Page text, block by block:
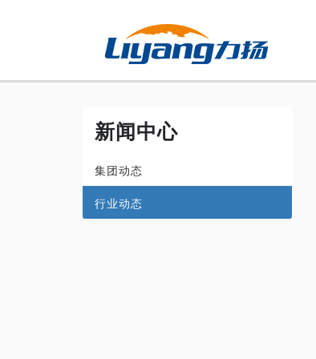
新闻中心
集团动态
行业动态